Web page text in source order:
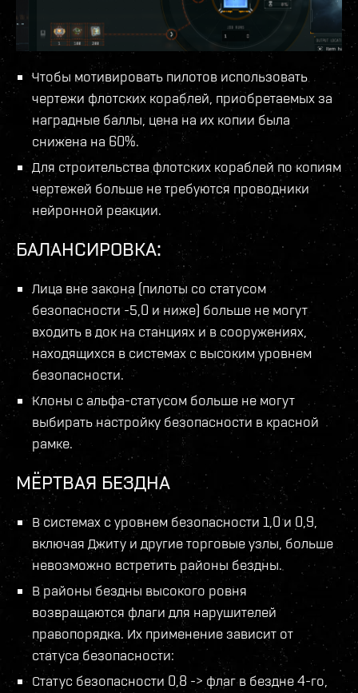
Чтобы мотивировать пилотов использовать
чертежи флотских кораблей, приобретаемых за
наградные баллы, цена на их копии была
снижена на 60%.
Для строительства флотских кораблей по копиям
чертежей больше не требуются проводники
нейронной реакции.
БАЛАНСИРОВКА:
Лица вне закона (пилоты со статусом
безопасности -5,0 и ниже) больше не могут
входить в док на станциях и в сооружениях,
находящихся в системах с высоким уровнем
безопасности.
Клоны с альфа-статусом больше не могут
выбирать настройку безопасности в красной
рамке.
МЁРТВАЯ БЕЗДНА
В системах с уровнем безопасности 1,0 и 0,9,
включая Джиту и другие торговые узлы, больше
невозможно встретить районы бездны.
В районы бездны высокого ровня
возвращаются флаги для нарушителей
правопорядка. Их применение зависит от
статуса безопасности:
Статус безопасности 0,8 -> флаг в бездне 4-го,